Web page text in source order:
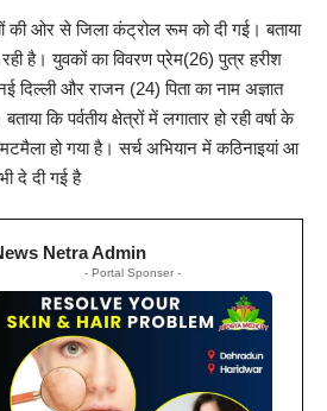
की ओर से जिला कंट्रोल रूम को दी गई। बताया
है। युवकों का विवरण प्रेम(26) पुत्र हरीश
दिल्ली और राजन (24) पिता का नाम अज्ञात
कि पर्वतीय क्षेत्रों में लगातार हो रही वर्षा के
हो गया है। सर्च अभियान में कठिनाइयां आ
दे दी गई है
Netra Admin
- Portal Sponser -